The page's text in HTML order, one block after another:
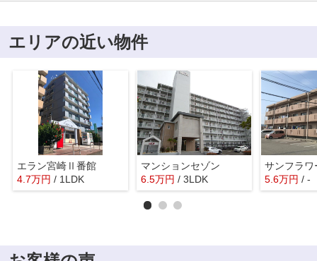
エリアの近い物件
エラン宮崎Ⅱ番館
4.7万円 / 1LDK
マンションセゾン
6.5万円 / 3LDK
サンフラワ
5.6万円 / -